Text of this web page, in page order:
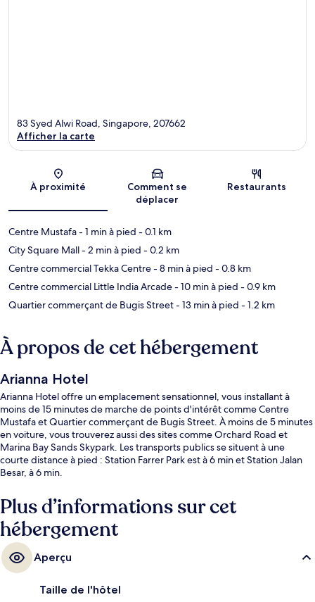
Carte
83 Syed Alwi Road, Singapore, 207662
Afficher la carte
À proximité
Comment se
déplacer
Restaurants
Centre Mustafa- 1 min à pied - 0.1 km
City Square Mall- 2 min à pied - 0.2 km
Centre commercial Tekka Centre- 8 min à pied - 0.8 km
Centre commercial Little India Arcade- 10 min à pied - 0.9 km
Quartier commerçant de Bugis Street- 13 min à pied - 1.2 km
À propos de cet hébergement
Arianna Hotel
Arianna Hotel offre un emplacement sensationnel, vous installant à
moins de 15 minutes de marche de points d'intérêt comme Centre
Mustafa et Quartier commerçant de Bugis Street. À moins de 5 minutes
en voiture, vous trouverez aussi des sites comme Orchard Road et
Marina Bay Sands Skypark. Les transports publics se situent à une
courte distance à pied : Station Farrer Park est à 6 min et Station Jalan
Besar, à 6 min.
Plus d’informations sur cet
hébergement
Aperçu
Taille de l'hôtel